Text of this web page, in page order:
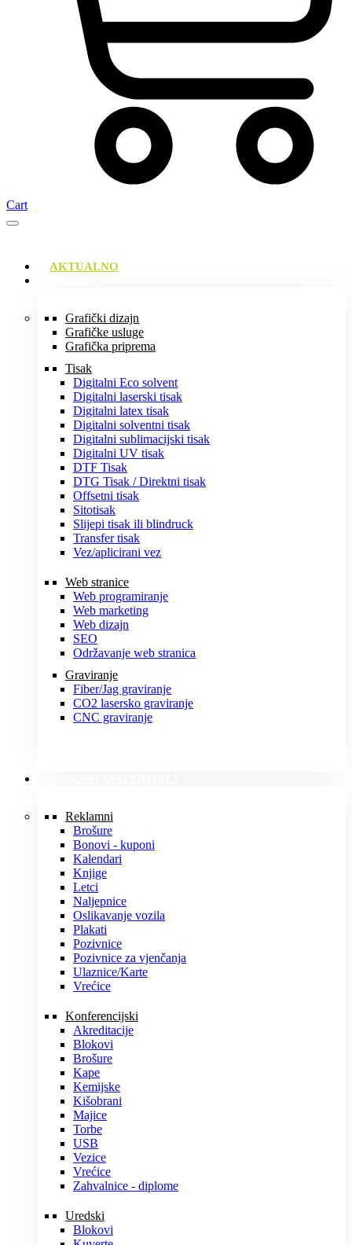
Cart
AKTUALNO
Grafički dizajn
Grafičke usluge
Grafička priprema
Tisak
Digitalni Eco solvent
Digitalni laserski tisak
Digitalni latex tisak
Digitalni solventni tisak
Digitalni sublimacijski tisak
Digitalni UV tisak
DTF Tisak
DTG Tisak / Direktni tisak
Offsetni tisak
Sitotisak
Slijepi tisak ili blindruck
Transfer tisak
Vez/aplicirani vez
Web stranice
Web programiranje
Web marketing
Web dizajn
SEO
Održavanje web stranica
Graviranje
Fiber/Jag graviranje
CO2 lasersko graviranje
CNC graviranje
Reklamni
Brošure
Bonovi - kuponi
Kalendari
Knjige
Letci
Naljepnice
Oslikavanje vozila
Plakati
Pozivnice
Pozivnice za vjenčanja
Ulaznice/Karte
Vrećice
Konferencijski
Akreditacije
Blokovi
Brošure
Kape
Kemijske
Kišobrani
Majice
Torbe
USB
Vezice
Vrećice
Zahvalnice - diplome
Uredski
Blokovi